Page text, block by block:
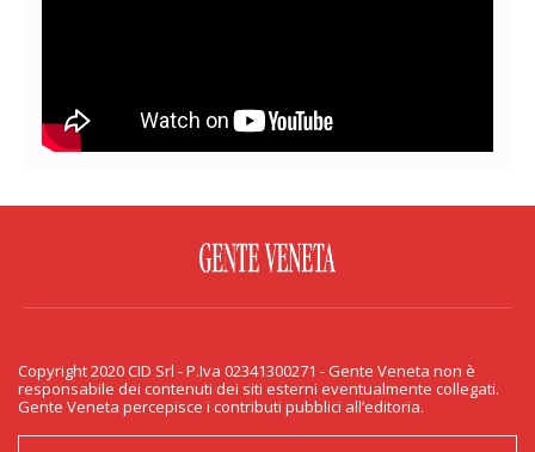
PRIVACY & COOKIE
Copyright 2020 CID Srl - P.Iva 02341300271 - Gente Veneta non è responsabile
dei contenuti dei siti esterni eventualmente collegati. Gente Veneta percepisce
Copyright 2020 CID Srl - P.Iva 02341300271 - Gente Veneta non è
responsabile dei contenuti dei siti esterni eventualmente collegati.
Gente Veneta percepisce i contributi pubblici all’editoria.